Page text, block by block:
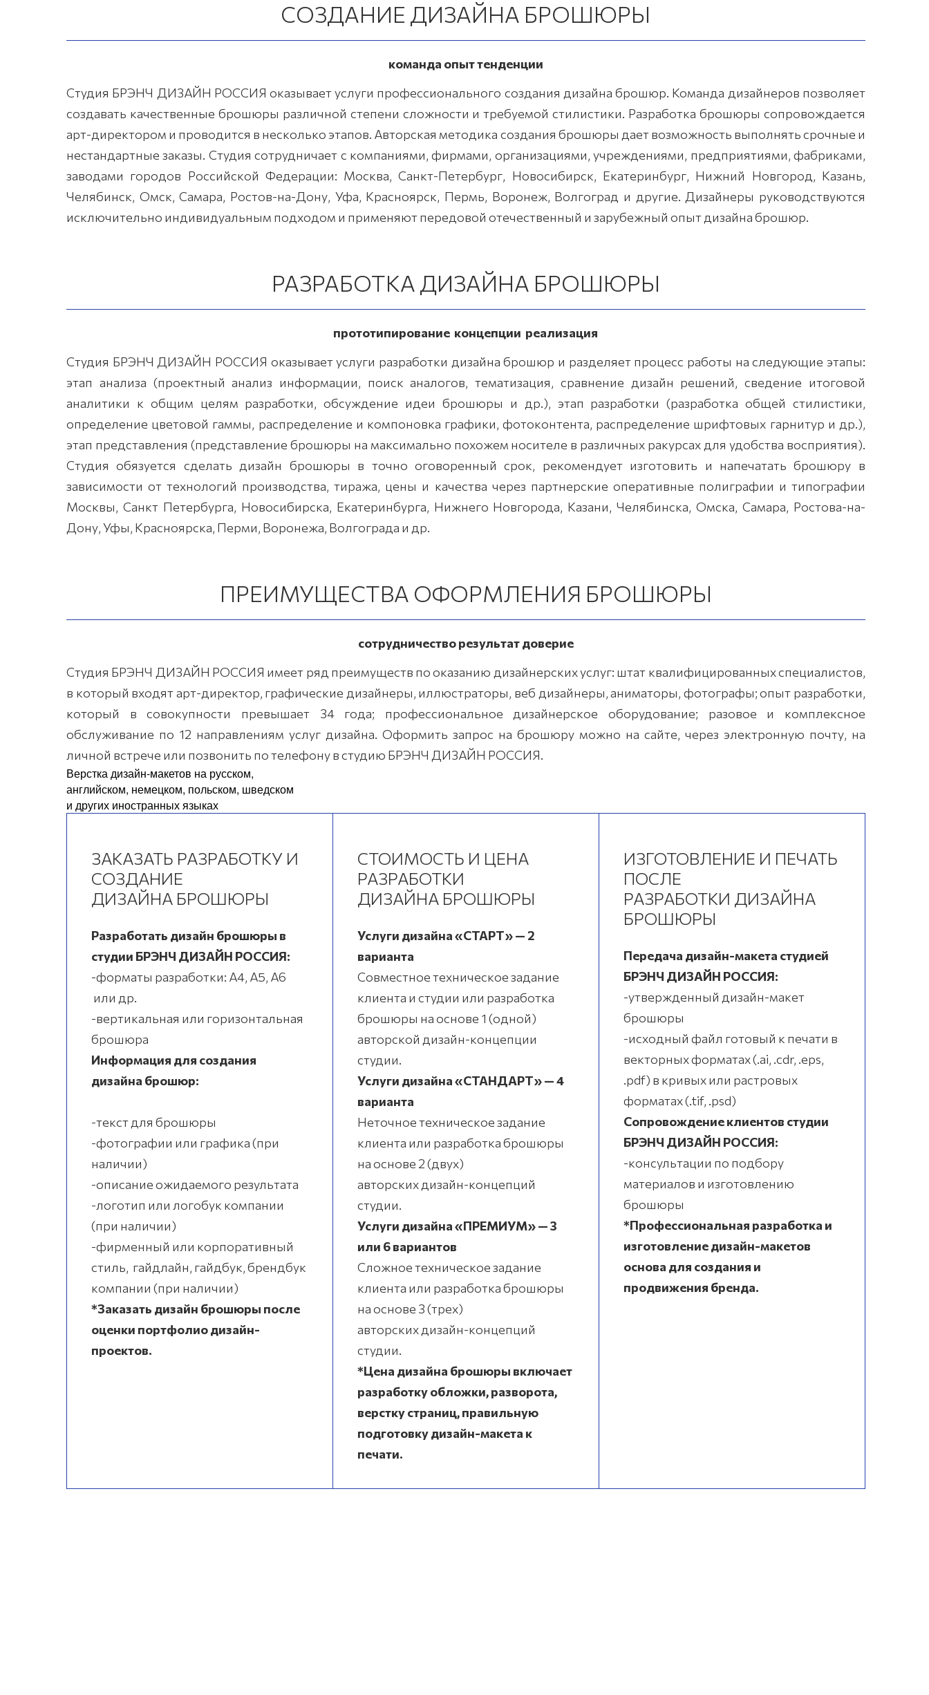
СОЗДАНИЕ ДИЗАЙНА БРОШЮРЫ
команда опыт тенденции
Студия БРЭНЧ ДИЗАЙН РОССИЯ оказывает услуги профессионального создания дизайна брошюр. Команда дизайнеров позволяет
создавать качественные брошюры различной степени сложности и требуемой стилистики. Разработка брошюры сопровождается
арт-директором и проводится в несколько этапов. Авторская методика создания брошюры дает возможность выполнять срочные и
нестандартные заказы. Студия сотрудничает с компаниями, фирмами, организациями, учреждениями, предприятиями, фабриками,
заводами городов Российской Федерации: Москва, Санкт-Петербург, Новосибирск, Екатеринбург, Нижний Новгород, Казань,
Челябинск, Омск, Самара, Ростов-на-Дону, Уфа, Красноярск, Пермь, Воронеж, Волгоград и другие. Дизайнеры руководствуются
исключительно индивидуальным подходом и применяют передовой отечественный и зарубежный опыт дизайна брошюр.
РАЗРАБОТКА ДИЗАЙНА БРОШЮРЫ
прототипирование концепции реализация
Студия БРЭНЧ ДИЗАЙН РОССИЯ оказывает услуги разработки дизайна брошюр и разделяет процесс работы на следующие этапы:
этап анализа (проектный анализ информации, поиск аналогов, тематизация, сравнение дизайн решений, сведение итоговой
аналитики к общим целям разработки, обсуждение идеи брошюры и др.), этап разработки (разработка общей стилистики,
определение цветовой гаммы, распределение и компоновка графики, фотоконтента, распределение шрифтовых гарнитур и др.),
этап представления (представление брошюры на максимально похожем носителе в различных ракурсах для удобства восприятия).
Студия обязуется сделать дизайн брошюры в точно оговоренный срок, рекомендует изготовить и напечатать брошюру в
зависимости от технологий производства, тиража, цены и качества через партнерские оперативные полиграфии и типографии
Москвы, Санкт Петербурга, Новосибирска, Екатеринбурга, Нижнего Новгорода, Казани, Челябинска, Омска, Самара, Ростова-на-
Дону, Уфы, Красноярска, Перми, Воронежа, Волгограда и др.
ПРЕИМУЩЕСТВА ОФОРМЛЕНИЯ БРОШЮРЫ
сотрудничество результат доверие
Студия БРЭНЧ ДИЗАЙН РОССИЯ имеет ряд преимуществ по оказанию дизайнерских услуг: штат квалифицированных специалистов,
в который входят арт-директор, графические дизайнеры, иллюстраторы, веб дизайнеры, аниматоры, фотографы; опыт разработки,
который в совокупности превышает 34 года; профессиональное дизайнерское оборудование; разовое и комплексное
обслуживание по 12 направлениям услуг дизайна. Оформить запрос на брошюру можно на сайте, через электронную почту, на
личной встрече или позвонить по телефону в студию БРЭНЧ ДИЗАЙН РОССИЯ.
Верстка дизайн-макетов на русском,
английском, немецком, польском, шведском
и других иностранных языках
ЗАКАЗАТЬ РАЗРАБОТКУ И
СОЗДАНИЕ
ДИЗАЙНА БРОШЮРЫ
Разработать дизайн брошюры в
студии БРЭНЧ ДИЗАЙН РОССИЯ:
-форматы разработки: А4, А5, А6
или др.
-вертикальная или горизонтальная
брошюра
Информация для создания
дизайна брошюр:
-текст для брошюры
-фотографии или графика (при
наличии)
-описание ожидаемого результата
-логотип или логобук компании
(при наличии)
-фирменный или корпоративный
стиль, гайдлайн, гайдбук, брендбук
компании (при наличии)
*Заказать дизайн брошюры после
оценки портфолио дизайн-
проектов.
СТОИМОСТЬ И ЦЕНА
РАЗРАБОТКИ
ДИЗАЙНА БРОШЮРЫ
Услуги дизайна «СТАРТ» — 2
варианта
Совместное техническое задание
клиента и студии или разработка
брошюры на основе 1 (одной)
авторской дизайн-концепции
студии.
Услуги дизайна «СТАНДАРТ» — 4
варианта
Неточное техническое задание
клиента или разработка брошюры
на основе 2 (двух)
авторских дизайн-концепций
студии.
Услуги дизайна «ПРЕМИУМ» — 3
или 6 вариантов
Сложное техническое задание
клиента или разработка брошюры
на основе 3 (трех)
авторских дизайн-концепций
студии.
*Цена дизайна брошюры включает
разработку обложки, разворота,
верстку страниц, правильную
подготовку дизайн-макета к
печати.
ИЗГОТОВЛЕНИЕ И ПЕЧАТЬ
ПОСЛЕ
РАЗРАБОТКИ ДИЗАЙНА
БРОШЮРЫ
Передача дизайн-макета студией
БРЭНЧ ДИЗАЙН РОССИЯ:
-утвержденный дизайн-макет
брошюры
-исходный файл готовый к печати в
векторных форматах (.ai, .cdr, .eps,
.pdf) в кривых или растровых
форматах (.tif, .psd)
Сопровождение клиентов студии
БРЭНЧ ДИЗАЙН РОССИЯ:
-консультации по подбору
материалов и изготовлению
брошюры
*Профессиональная разработка и
изготовление дизайн-макетов
основа для создания и
продвижения бренда.